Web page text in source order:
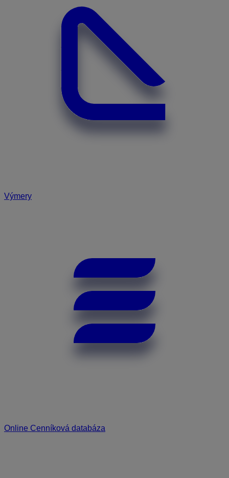
Výmery
Online Cenníková databáza